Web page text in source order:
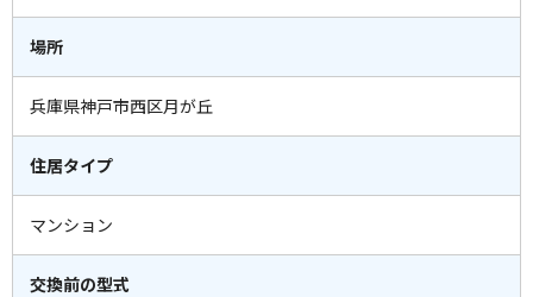
場所
兵庫県神戸市西区月が丘
住居タイプ
マンション
交換前の型式